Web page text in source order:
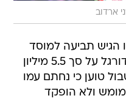
ארדוב
הגיש תביעה למוסד
הבוררות של ההתאחדות לכדורגל על סך 5.5 מיליון
טוען כי נחתם עמו
ולא הופקד